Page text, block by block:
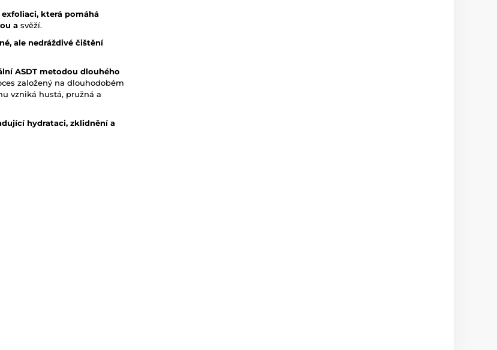
která pomáhá
a svěží.
ale nedráždivé čištění
ASDT metodou dlouhého
založený na dlouhodobém
vzniká hustá, pružná a
hydrataci, zklidnění a